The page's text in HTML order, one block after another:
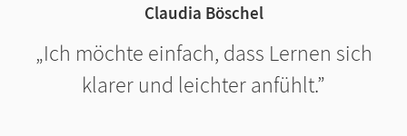
Claudia Böschel
Ich möchte einfach, dass Lernen sich
klarer und leichter anfühlt.